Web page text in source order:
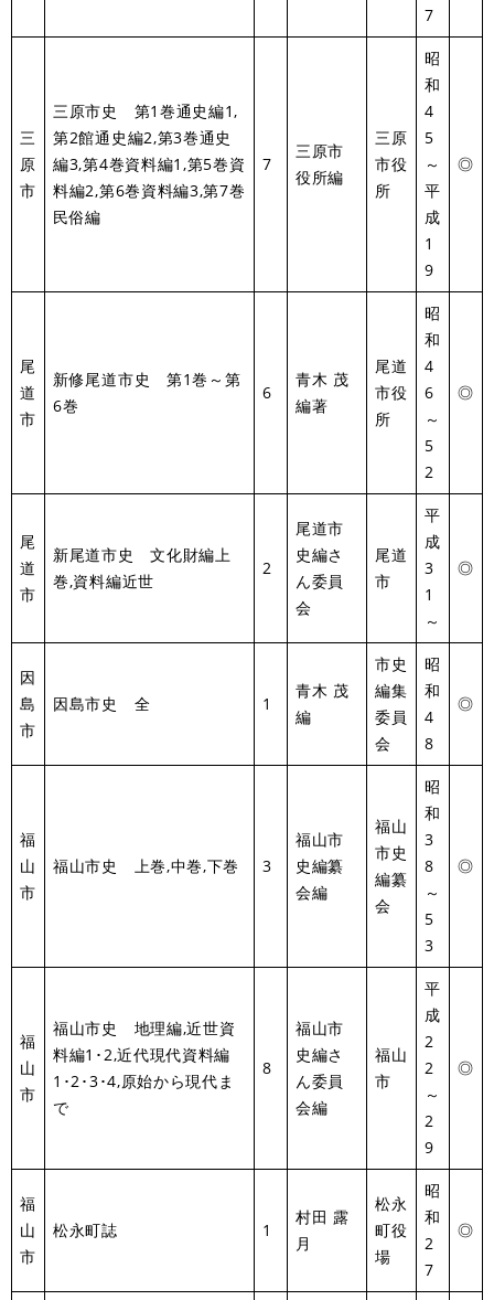
7
三
原
市
三原市史 第1巻通史編1,
第2館通史編2,第3巻通史
編3,第4巻資料編1,第5巻資
料編2,第6巻資料編3,第7巻
民俗編
7
三原市
役所編
三原
市役
所
昭
和
4
5
～
平
成
1
9
◎
尾
道
市
新修尾道市史 第1巻～第
6巻
6
青木 茂
編著
尾道
市役
所
昭
和
4
6
～
5
2
◎
尾
道
市
新尾道市史 文化財編上
巻,資料編近世
2
尾道市
史編さ
ん委員
会
尾道
市
平
成
3
1
～
◎
因
島
市
因島市史 全 1
青木 茂
編
市史
編集
委員
会
昭
和
4
8
◎
福
山
市
福山市史 上巻,中巻,下巻 3
福山市
史編纂
会編
福山
市史
編纂
会
昭
和
3
8
～
5
3
◎
福
山
市
福山市史 地理編,近世資
料編1･2,近代現代資料編
1･2･3･4,原始から現代ま
で
8
福山市
史編さ
ん委員
会編
福山
市
平
成
2
2
～
2
9
◎
福
山
市
松永町誌 1
村田 露
月
松永
町役
場
昭
和
2
7
◎